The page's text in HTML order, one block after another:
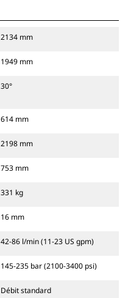
2134 mm
1949 mm
30°
614 mm
2198 mm
753 mm
331 kg
16 mm
42-86 l/min (11-23 US gpm)
145-235 bar (2100-3400 psi)
Débit standard